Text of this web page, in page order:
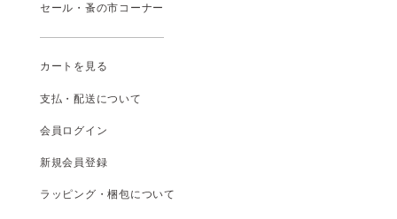
セール・蚤の市コーナー
カートを見る
支払 ・配送について
会員ログイン
新規会員登録
ラッピング・梱包について